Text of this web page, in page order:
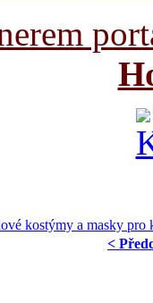
kostýmy a masky pro
<